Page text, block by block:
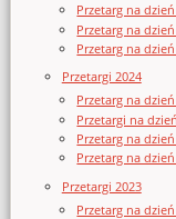
Przetarg na
Przetarg na
Przetarg na
Przetargi 2024
Przetarg na
Przetargi na
Przetarg na
Przetarg na
Przetargi 2023
Przetarg na